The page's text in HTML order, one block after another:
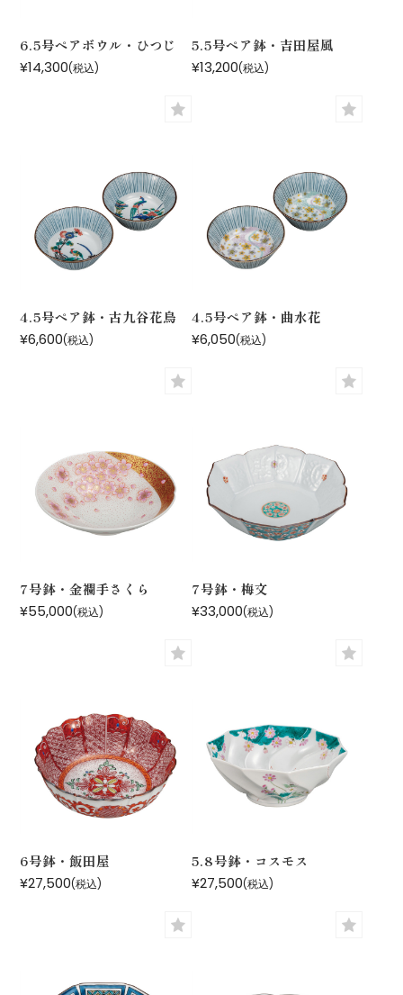
6.5号ペアボウル・ひつじ
¥14,300(税込)
5.5号ペア鉢・吉田屋風
¥13,200(税込)
4.5号ペア鉢・古九谷花鳥
¥6,600(税込)
4.5号ペア鉢・曲水花
¥6,050(税込)
7号鉢・金襴手さくら
¥55,000(税込)
7号鉢・梅文
¥33,000(税込)
6号鉢・飯田屋
¥27,500(税込)
5.8号鉢・コスモス
¥27,500(税込)